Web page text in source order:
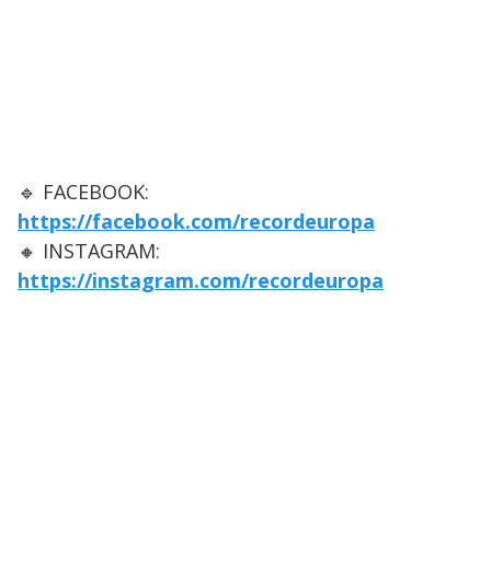
🔹 FACEBOOK:
https://facebook.com/recordeuropa
🔸 INSTAGRAM:
https://instagram.com/recordeuropa